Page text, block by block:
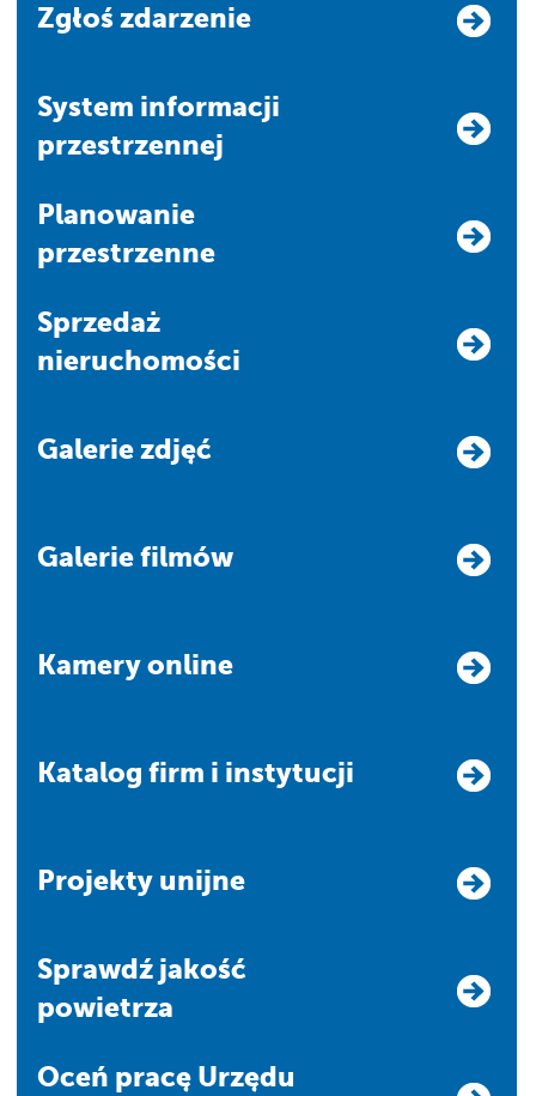
Zgłoś zdarzenie
system informacji
przestrzennej
Planowanie
przestrzenne
Sprzedaż
nieruchomości
Galerie zdjęć
Galerie filmów
Kamery online
Katalog firm i instytucji
Projekty unijne
Sprawdź jakość
powietrza
Oceń pracę Urzędu